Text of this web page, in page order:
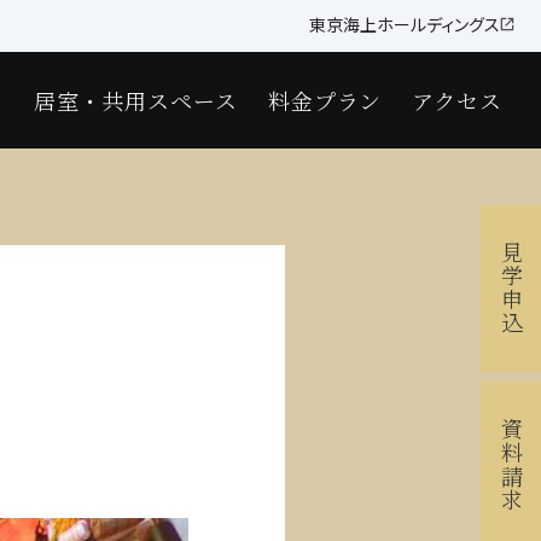
東京海上ホールディングス
居室・共用スペース 料金プラン アクセス
見学申込
資料請求